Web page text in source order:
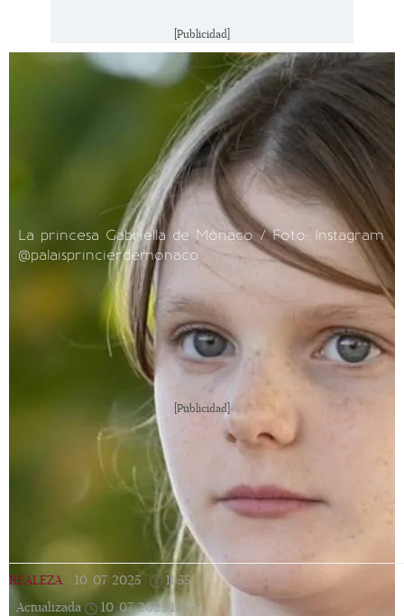
[Publicidad]
La princesa Gabriella de Mónaco / Foto: Instagram
@palaisprincierdemonaco
[Publicidad]
REALEZA 10/07/2025 11:55
Actualizada
10/07/2025 11:55